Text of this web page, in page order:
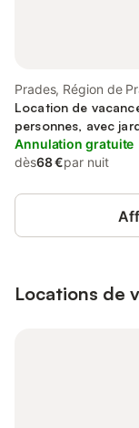
Prades, Région de
Location de
personnes, avec
Annulation gratuite
dès68 €par nuit
Locations de